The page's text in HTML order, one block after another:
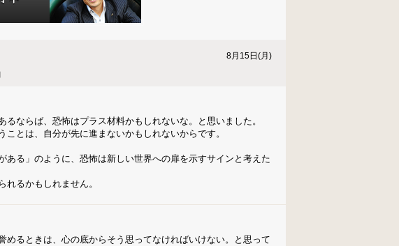
8月15日(月)
ならば、恐怖はプラス材料かもしれないな。と思いました。
とは、自分が先に進まないかもしれないからです。
る」のように、恐怖は新しい世界への扉を示すサインと考えた
るかもしれません。
るときは、心の底からそう思ってなければいけない。と思って